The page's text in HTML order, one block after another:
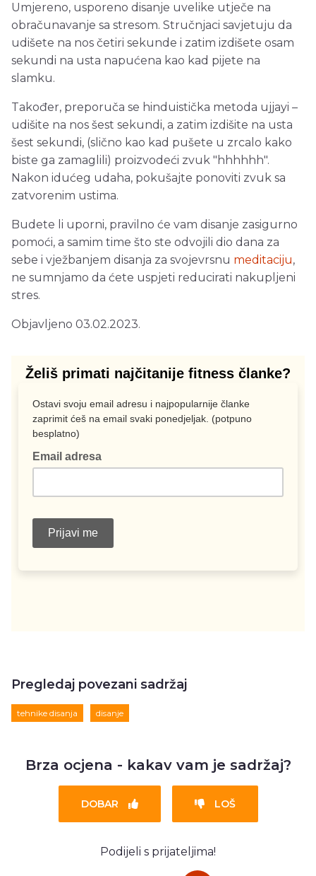
Umjereno, usporeno disanje uvelike utječe na
obračunavanje sa stresom. Stručnjaci savjetuju da
udišete na nos četiri sekunde i zatim izdišete osam
sekundi na usta napućena kao kad pijete na
slamku.
Također, preporuča se hinduistička metoda ujjayi –
udišite na nos šest sekundi, a zatim izdišite na usta
šest sekundi, (slično kao kad pušete u zrcalo kako
biste ga zamaglili) proizvodeći zvuk "hhhhhh".
Nakon idućeg udaha, pokušajte ponoviti zvuk sa
zatvorenim ustima.
Budete li uporni, pravilno će vam disanje zasigurno
pomoći, a samim time što ste odvojili dio dana za
sebe i vježbanjem disanja za svojevrsnu meditaciju,
ne sumnjamo da ćete uspjeti reducirati nakupljeni
stres.
Objavljeno 03.02.2023.
Pregledaj povezani sadržaj
tehnike disanja disanje
Brza ocjena - kakav vam je sadržaj?
DOBAR LOŠ
Podijeli s prijateljima!